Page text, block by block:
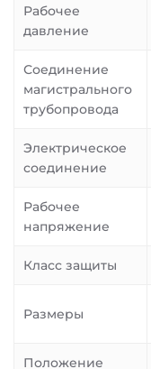
Рабочее
давление
Соединение
магистрального
трубопровода
Электрическое
соединение
Рабочее
напряжение
Класс защиты
Размеры
Положение